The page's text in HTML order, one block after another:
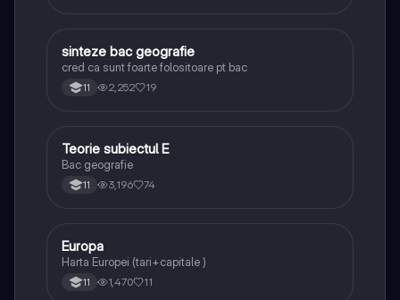
Geografie
sinteze bac geografie
cred ca sunt foarte folositoare pt bac
11 2,252 19
Geografie
Teorie subiectul E
Bac geografie
11 3,196 74
Geografie
Europa
Harta Europei (tari+capitale )
11 1,470 11